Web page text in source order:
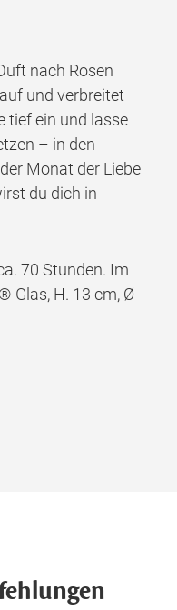
nach Rosen
und verbreitet
tief ein und lasse
– in den
Monat der Liebe
du dich in
70 Stunden. Im
Glas, H. 13 cm, Ø